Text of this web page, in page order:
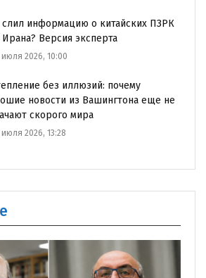
слил информацию о китайских ПЗРК
Ирана? Версия эксперта
июля 2026, 10:00
без иллюзий: почему
новости из Вашингтона еще не
скорого мира
июля 2026, 13:28